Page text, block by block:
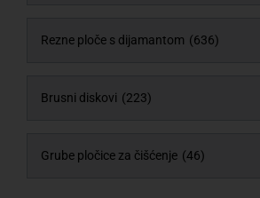
Rezne ploče s dijamantom (636)
Brusni diskovi (223)
Grube pločice za čišćenje (46)